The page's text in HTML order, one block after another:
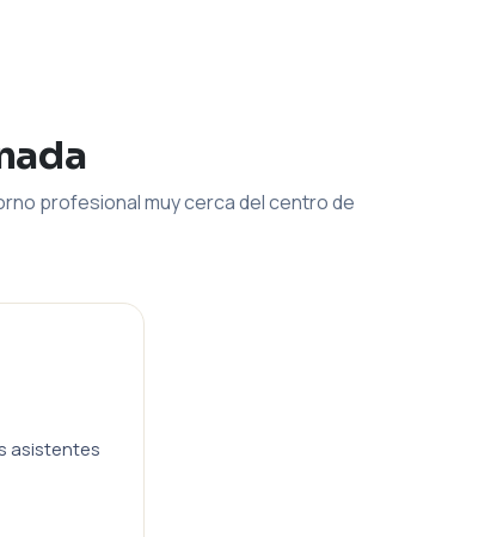
profesional muy cerca del centro de
asistentes